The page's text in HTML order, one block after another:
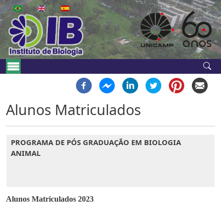
Pular para o conteúdo principal
Navegação principal
Alunos Matriculados
PROGRAMA DE PÓS GRADUAÇÃO EM BIOLOGIA
ANIMAL
Alunos Matriculados 2023